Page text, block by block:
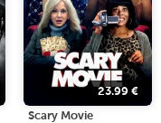
23.99 €
Scary Movie